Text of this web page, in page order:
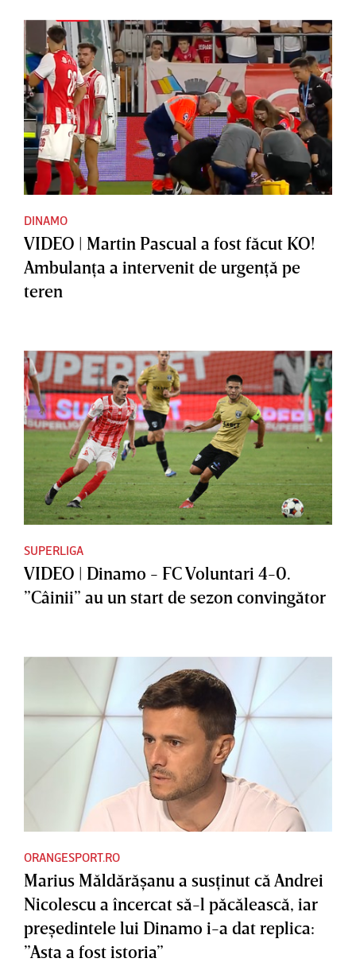
DINAMO
VIDEO | Martin Pascual a fost făcut KO!
Ambulanţa a intervenit de urgenţă pe
teren
SUPERLIGA
VIDEO | Dinamo - FC Voluntari 4-0.
”Câinii” au un start de sezon convingător
ORANGESPORT.RO
Marius Măldărăşanu a susţinut că Andrei
Nicolescu a încercat să-l păcălească, iar
preşedintele lui Dinamo i-a dat replica:
”Asta a fost istoria”